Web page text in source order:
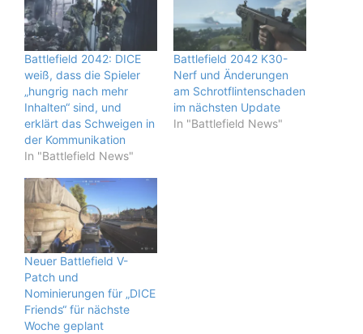
Battlefield 2042: DICE
weiß, dass die Spieler
„hungrig nach mehr
Inhalten“ sind, und
erklärt das Schweigen in
der Kommunikation
In "Battlefield News"
Battlefield 2042 K30-
Nerf und Änderungen
am Schrotflintenschaden
im nächsten Update
In "Battlefield News"
Neuer Battlefield V-
Patch und
Nominierungen für „DICE
Friends“ für nächste
Woche geplant